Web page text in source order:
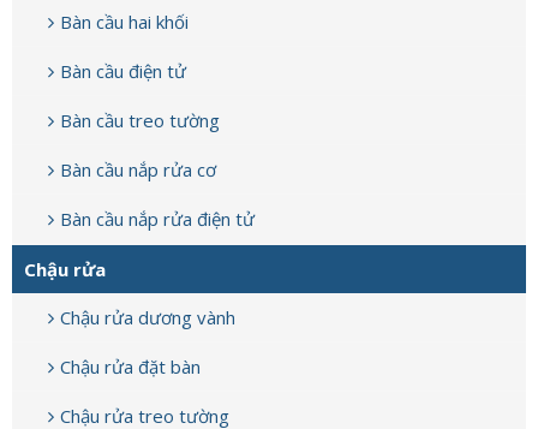
Bàn cầu hai khối
Bàn cầu điện tử
Bàn cầu treo tường
Bàn cầu nắp rửa cơ
Bàn cầu nắp rửa điện tử
Chậu rửa
Chậu rửa dương vành
Chậu rửa đặt bàn
Chậu rửa treo tường